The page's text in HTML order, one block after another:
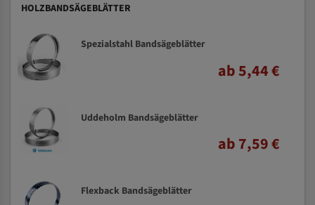
HOLZBANDSÄGEBLÄTTER
Spezialstahl Bandsägeblätter
ab 5,44 €
Uddeholm Bandsägeblätter
ab 7,59 €
Flexback Bandsägeblätter